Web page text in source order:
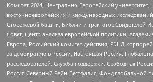
Комитет-2024, Центрально-Европейский университет,
восточноевропейских и международных
Сторожевой башни, Библии и трактатов Свидетелей
Совет, Центр анализа европейской политики,
Европа, Российский комитет действия, РЭНД
за демократию в России, Настоящая Россия,
расследователей, Служба поддержки, Свободная
Россия Северный Рейн-Вестфалия, Фонд глобальной